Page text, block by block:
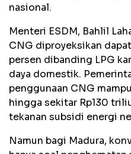
nasional.
Menteri ESDM, Bahlil
CNG diproyeksikan
persen dibanding LPG
daya domestik.
penggunaan CNG
hingga sekitar Rp130
tekanan subsidi energi
Namun bagi Madura,